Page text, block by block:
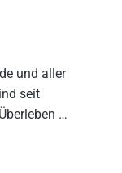
und aller
seit
zu